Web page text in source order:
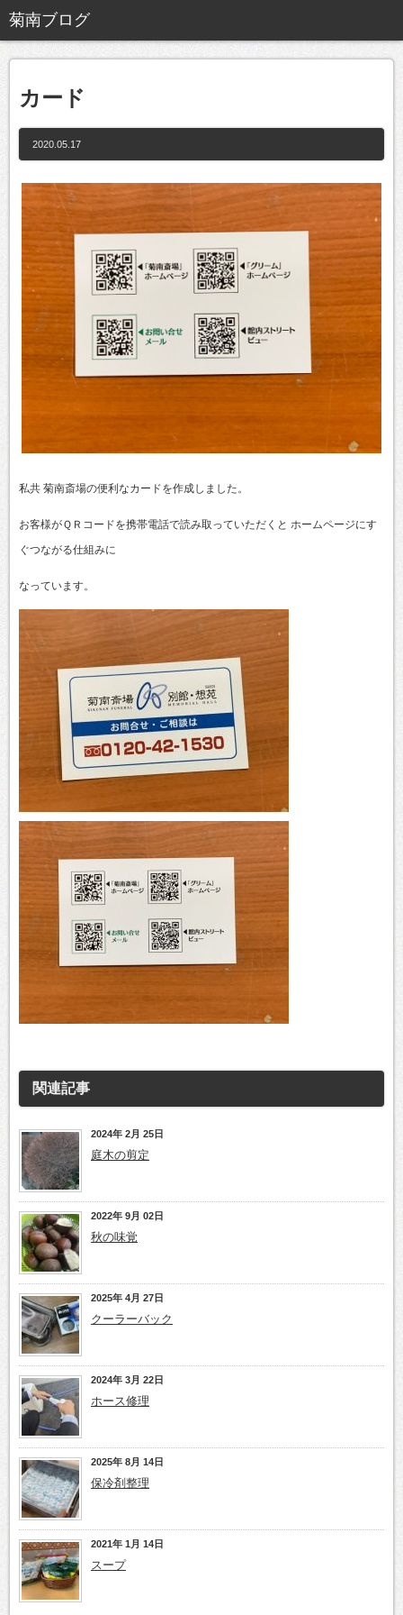
カード
2020.05.17
私共 菊南斎場の便利なカードを作成しました。
お客様がＱＲコードを携帯電話で読み取っていただくと ホームページにす
ぐつながる仕組みに
なっています。
関連記事
2024年 2月 25日
庭木の剪定
2022年 9月 02日
秋の味覚
2025年 4月 27日
クーラーバック
2024年 3月 22日
ホース修理
2025年 8月 14日
保冷剤整理
2021年 1月 14日
スープ